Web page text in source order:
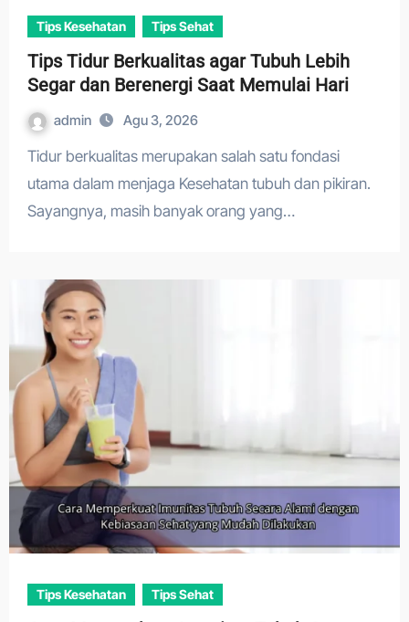
Tips Kesehatan Tips Sehat
Tips Tidur Berkualitas agar Tubuh Lebih
Segar dan Berenergi Saat Memulai Hari
admin Agu 3, 2026
Tidur berkualitas merupakan salah satu fondasi
utama dalam menjaga Kesehatan tubuh dan pikiran.
Sayangnya, masih banyak orang yang…
Tips Kesehatan Tips Sehat